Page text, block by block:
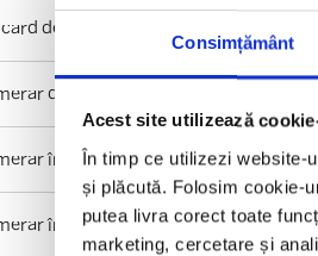
Consimțământ
Acest site utilizează
În timp ce utilizezi website-
și plăcută. Folosim cookie-
putea livra corect toate
marketing, cercetare și
de credit
de la ATM-ul băncii
în LEI de la ATM-ul/POS-ul altor
în LEI de la ghișeul băncii